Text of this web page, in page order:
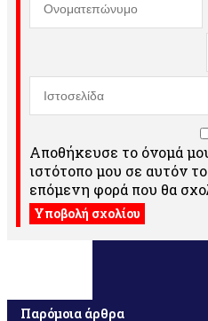
Αποθήκευσε το όνομά
ιστότοπο μου σε αυτόν
επόμενη φορά που θα
Παρόμοια άρθρα